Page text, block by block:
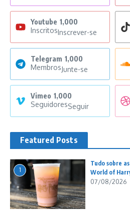
Youtube 1,000
InscritosInscrever-se
Telegram 1,000
MembrosJunte-se
Vimeo 1,000
SeguidoresSeguir
Featured Posts
1
Tudo sobre
World of
07/08/2026